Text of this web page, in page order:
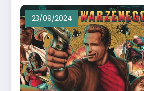
23/09/2024